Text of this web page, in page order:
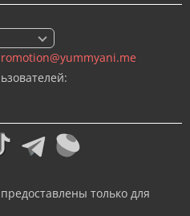
только для